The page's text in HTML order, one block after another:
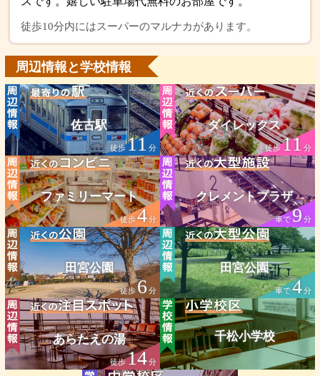
徒歩10分内にはスーパーのマルナカがあります。
周辺情報と学校情報
佐古駅
徒歩11 分
ダイレックス
徒歩11 分
ファミリーマート
徒歩4分
クレメントプラザ
車で9分
田宮公園
徒歩6分
田宮公園
車で4分
あらたえの湯
徒歩14分
千松小学校